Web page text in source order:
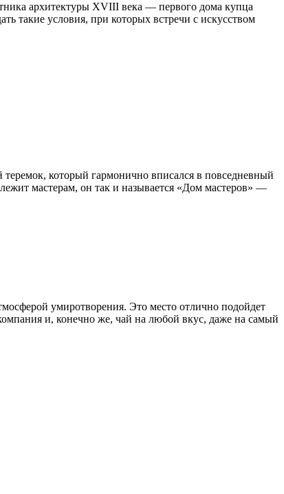
архитектуры XVIII века — первого дома купца
такие условия, при которых встречи с искусством
который гармонично вписался в повседневный
мастерам, он так и называется «Дом мастеров» —
умиротворения. Это место отлично подойдет
и, конечно же, чай на любой вкус, даже на самый